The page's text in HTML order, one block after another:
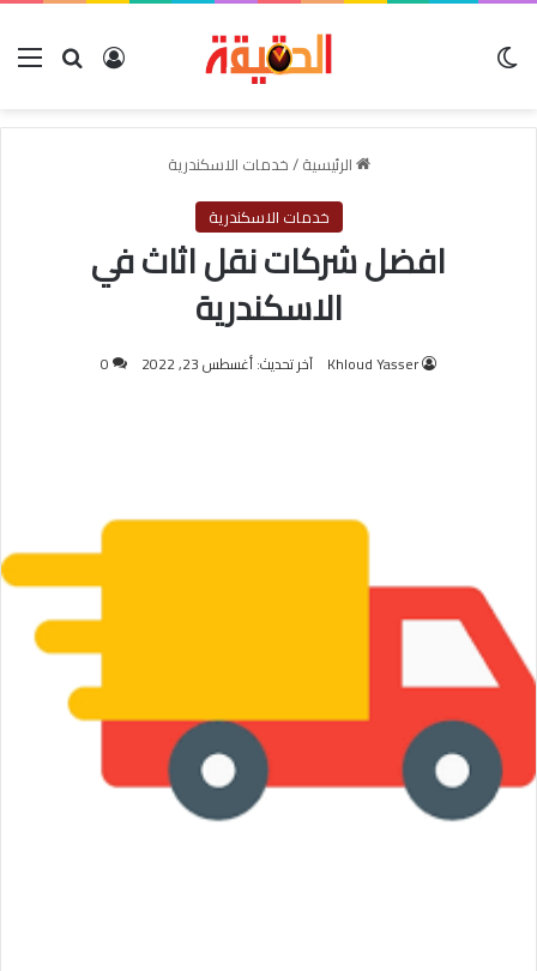
بحث عنتسجيل
الرئيسية/خدمات الاسكندرية
خدمات الاسكندرية
افضل شركات نقل اثاث في
الاسكندرية
Khloud Yasser آخر تحديث: أغسطس 23, 2022 0